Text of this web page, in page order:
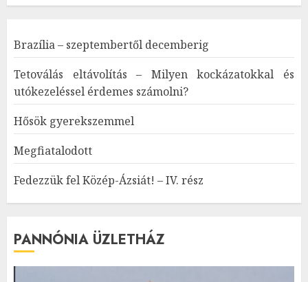
Brazília – szeptembertől decemberig
Tetoválás eltávolítás – Milyen kockázatokkal és
utókezeléssel érdemes számolni?
Hősök gyerekszemmel
Megfiatalodott
Fedezzük fel Közép-Ázsiát! – IV. rész
PANNÓNIA ÜZLETHÁZ